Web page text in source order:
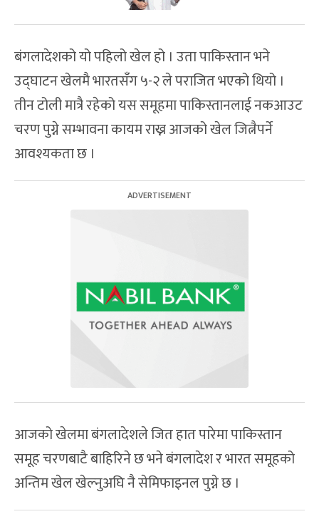
बंगलादेशको यो पहिलो खेल हो । उता पाकिस्तान भने
उद्घाटन खेलमै भारतसँग ५-२ ले पराजित भएको थियो ।
तीन टोली मात्रै रहेको यस समूहमा पाकिस्तानलाई नकआउट
चरण पुग्ने सम्भावना कायम राख्न आजको खेल जित्नैपर्ने
आवश्यकता छ ।
आजको खेलमा बंगलादेशले जित हात पारेमा पाकिस्तान
समूह चरणबाटै बाहिरिने छ भने बंगलादेश र भारत समूहको
अन्तिम खेल खेल्नुअघि नै सेमिफाइनल पुग्ने छ ।